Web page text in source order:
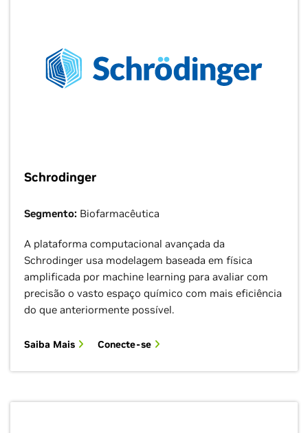
Schrodinger
Segmento: Biofarmacêutica
A plataforma computacional avançada da
Schrodinger usa modelagem baseada em física
amplificada por machine learning para avaliar com
precisão o vasto espaço químico com mais eficiência
do que anteriormente possível.
Saiba Mais Conecte-se